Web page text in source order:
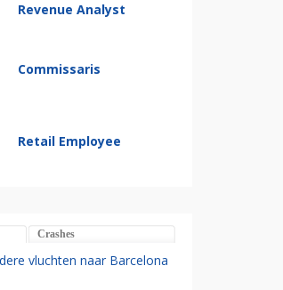
Revenue Analyst
Commissaris
Retail Employee
Crashes
vluchten naar Barcelona